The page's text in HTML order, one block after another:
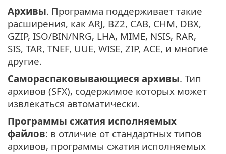
Архивы. Программа поддерживает такие
расширения, как ARJ, BZ2, CAB, CHM, DBX,
GZIP, ISO/BIN/NRG, LHA, MIME, NSIS, RAR,
SIS, TAR, TNEF, UUE, WISE, ZIP, ACE, и многие
другие.
Самораспаковывающиеся архивы. Тип
архивов (SFX), содержимое которых может
извлекаться автоматически.
Программы сжатия исполняемых
файлов: в отличие от стандартных типов
архивов, программы сжатия исполняемых